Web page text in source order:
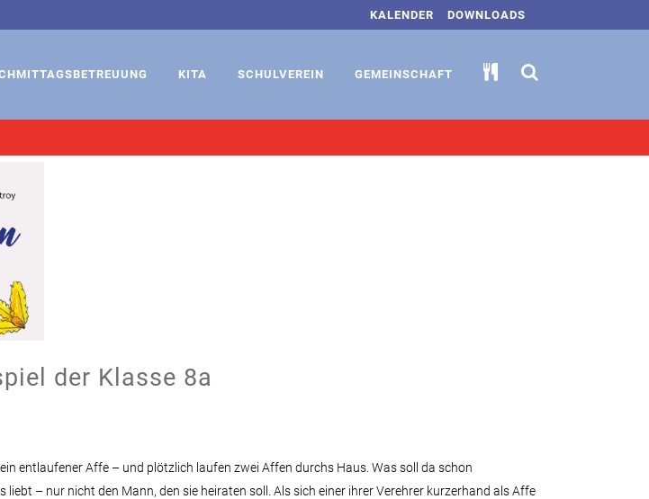
KALENDER DOWNLOADS
KITA SCHULVEREIN GEMEINSCHAFT
der Klasse 8a
entlaufener Affe – und plötzlich laufen zwei Affen durchs Haus. Was soll da schon
– nur nicht den Mann, den sie heiraten soll. Als sich einer ihrer Verehrer kurzerhand als Affe